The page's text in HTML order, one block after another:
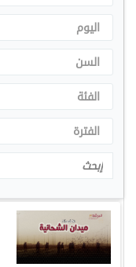
اليوم
السن
الفئة
الفترة
Search